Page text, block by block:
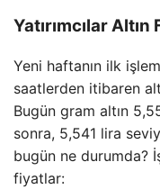
Yatırımcılar
Yeni haftanın ilk
saatlerden itibaren
Bugün gram altın
sonra, 5,541 lira
bugün ne durumda?
fiyatlar: